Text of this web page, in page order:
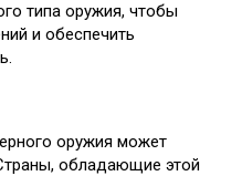
типа оружия, чтобы
и обеспечить
оружия может
обладающие этой